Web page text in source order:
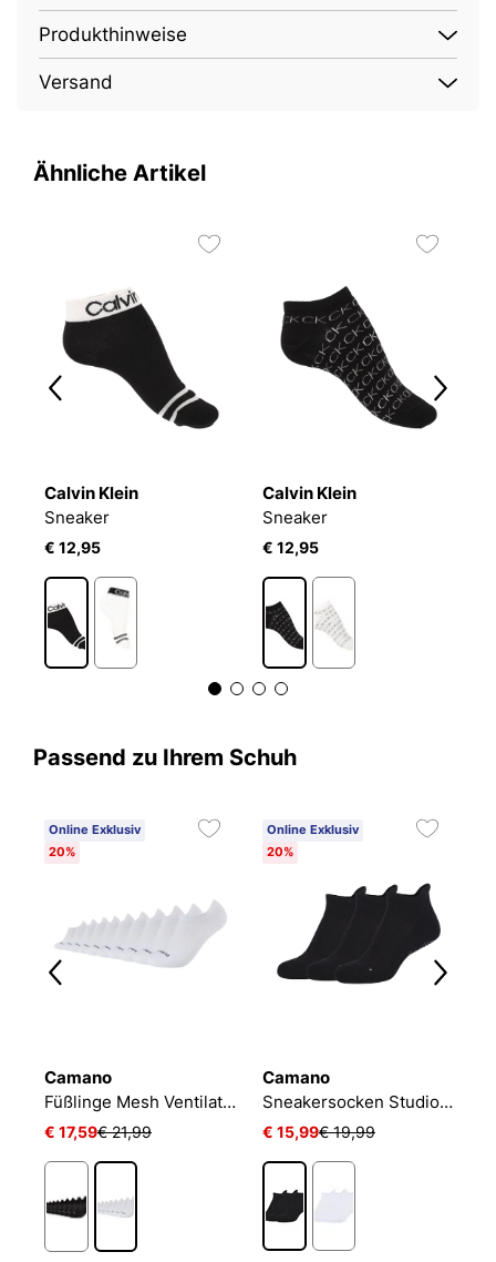
Produkthinweise
Versand
Ähnliche Artikel
Calvin Klein
Sneaker
€ 12,95
Calvin Klein
Sneaker
€ 12,95
Passend zu Ihrem Schuh
Online Exklusiv
20%
Camano
Füßlinge Mesh Ventilation
€ 17,59€ 21,99
Online Exklusiv
20%
Camano
Sneakersocken Studio-Line Pilates und Yoga
€ 15,99€ 19,99